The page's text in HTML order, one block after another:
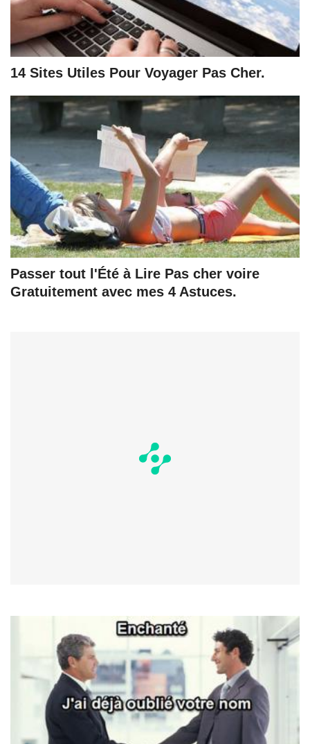
14 Sites Utiles Pour Voyager Pas Cher.
Passer tout l'Été à Lire Pas cher voire
Gratuitement avec mes 4 Astuces.